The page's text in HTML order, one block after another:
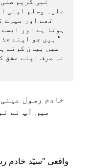
خادم رسول
میں آپ نے
واقعی “سیّد خادم